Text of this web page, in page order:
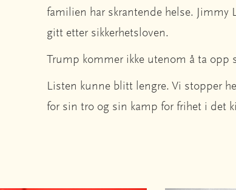
familien har skrantende helse. Jimmy
gitt etter sikkerhetsloven.
Trump kommer ikke utenom å ta
Listen kunne blitt lengre. Vi stopper
for sin tro og sin kamp for frihet i det